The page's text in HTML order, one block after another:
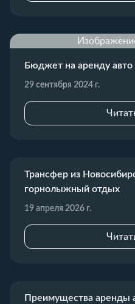
Бюджет на аренду авто
29 сентября 2024 г.
Трансфер из
горнолыжный отдых
19 апреля 2026 г.
Преимущества аренды